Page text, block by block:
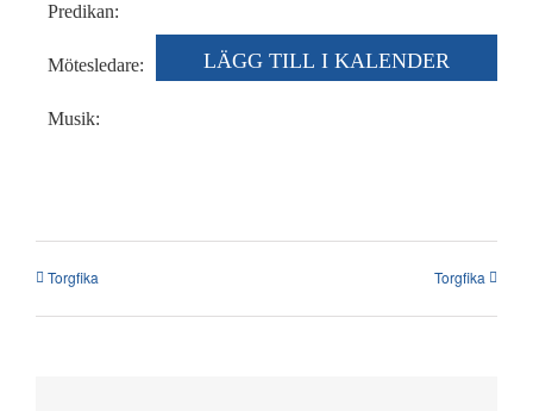
Nyheter
SÖK
Predikan:
Mötesledare:
Musik:
LÄGG TILL I KALENDER
Torgfika Torgfika